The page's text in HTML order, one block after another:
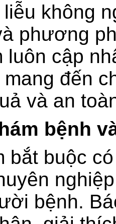
không
phương
luôn cập
đến
và an
bệnh
bắt buộc
bệnh.